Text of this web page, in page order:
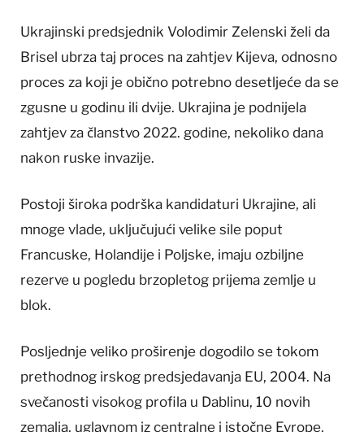
Ukrajinski predsjednik Volodimir Zelenski želi da
Brisel ubrza taj proces na zahtjev Kijeva, odnosno
proces za koji je obično potrebno desetljeće da se
zgusne u godinu ili dvije. Ukrajina je podnijela
zahtjev za članstvo 2022. godine, nekoliko dana
nakon ruske invazije.
Postoji široka podrška kandidaturi Ukrajine, ali
mnoge vlade, uključujući velike sile poput
Francuske, Holandije i Poljske, imaju ozbiljne
rezerve u pogledu brzopletog prijema zemlje u
blok.
Posljednje veliko proširenje dogodilo se tokom
prethodnog irskog predsjedavanja EU, 2004. Na
svečanosti visokog profila u Dablinu, 10 novih
zemalja, uglavnom iz centralne i istočne Evrope,